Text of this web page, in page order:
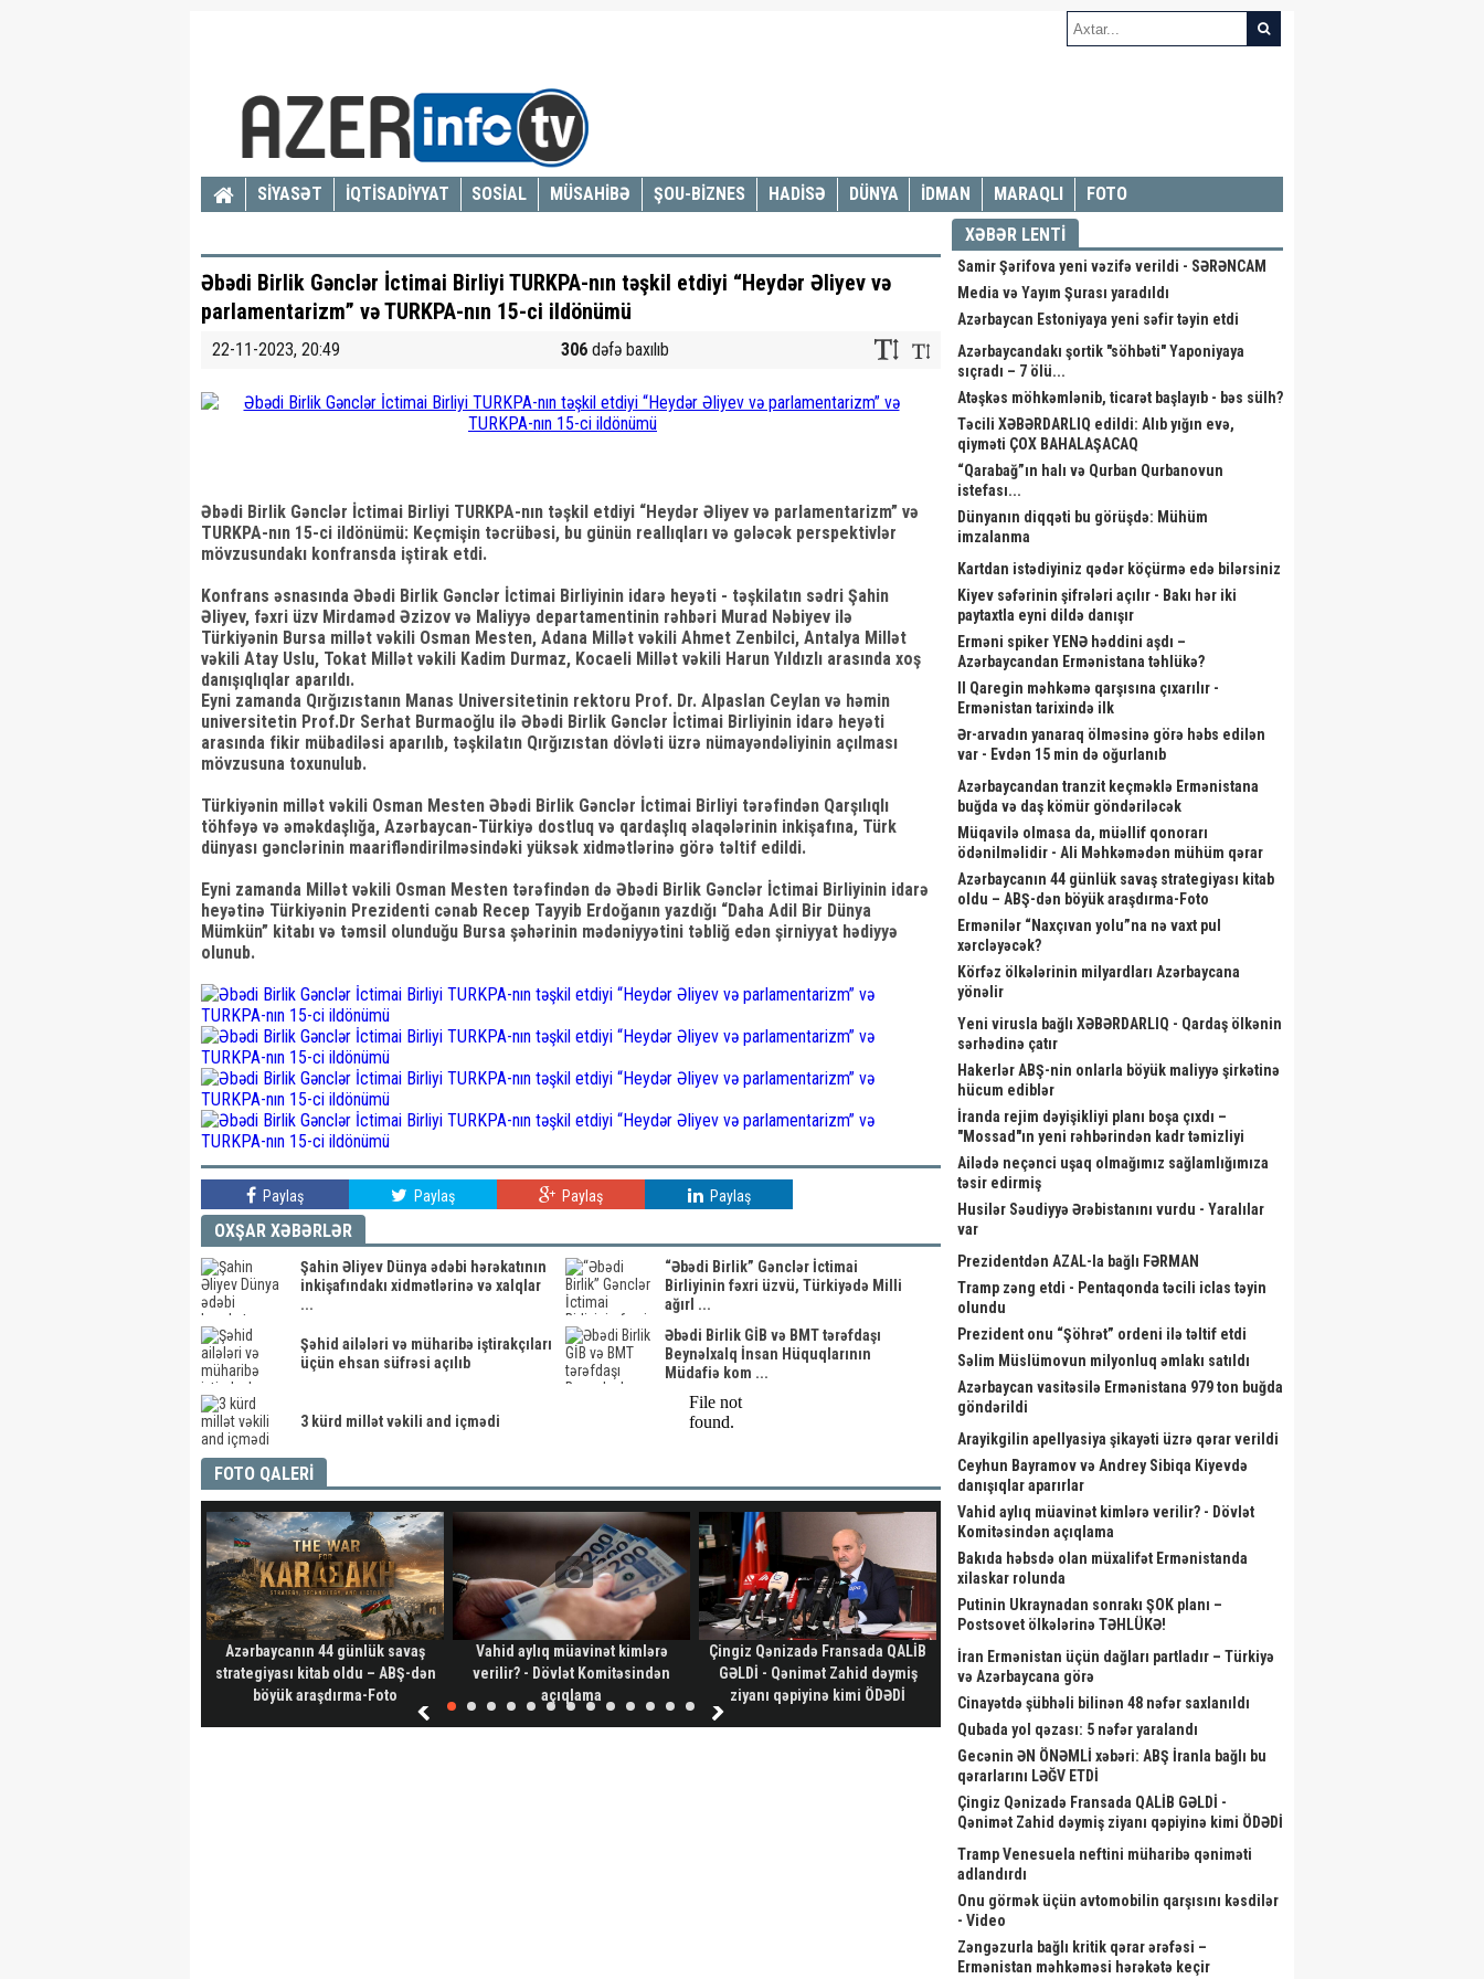
SİYASƏT İQTİSADİYYAT SOSİAL MÜSAHİBƏ ŞOU-BİZNES HADİSƏ DÜNYA İDMAN MARAQLI FOTO
Əbədi Birlik Gənclər İctimai Birliyi TURKPA-nın təşkil etdiyi “Heydər Əliyev və
parlamentarizm” və TURKPA-nın 15-ci ildönümü
22-11-2023, 20:49 306 dəfə baxılıb
Əbədi Birlik Gənclər İctimai Birliyi TURKPA-nın təşkil etdiyi “Heydər Əliyev və parlamentarizm” və
TURKPA-nın 15-ci ildönümü: Keçmişin təcrübəsi, bu günün reallıqları və gələcək perspektivlər
mövzusundakı konfransda iştirak etdi.
Konfrans əsnasında Əbədi Birlik Gənclər İctimai Birliyinin idarə heyəti - təşkilatın sədri Şahin
Əliyev, fəxri üzv Mirdaməd Əzizov və Maliyyə departamentinin rəhbəri Murad Nəbiyev ilə
Türkiyənin Bursa millət vəkili Osman Mesten, Adana Millət vəkili Ahmet Zenbilci, Antalya Millət
vəkili Atay Uslu, Tokat Millət vəkili Kadim Durmaz, Kocaeli Millət vəkili Harun Yıldızlı arasında xoş
danışıqlıqlar aparıldı.
Eyni zamanda Qırğızıstanın Manas Universitetinin rektoru Prof. Dr. Alpaslan Ceylan və həmin
universitetin Prof.Dr Serhat Burmaoğlu ilə Əbədi Birlik Gənclər İctimai Birliyinin idarə heyəti
arasında fikir mübadiləsi aparılıb, təşkilatın Qırğızıstan dövləti üzrə nümayəndəliyinin açılması
mövzusuna toxunulub.
Türkiyənin millət vəkili Osman Mesten Əbədi Birlik Gənclər İctimai Birliyi tərəfindən Qarşılıqlı
töhfəyə və əməkdaşlığa, Azərbaycan-Türkiyə dostluq və qardaşlıq əlaqələrinin inkişafına, Türk
dünyası gənclərinin maarifləndirilməsindəki yüksək xidmətlərinə görə təltif edildi.
Eyni zamanda Millət vəkili Osman Mesten tərəfindən də Əbədi Birlik Gənclər İctimai Birliyinin idarə
heyətinə Türkiyənin Prezidenti cənab Recep Tayyib Erdoğanın yazdığı “Daha Adil Bir Dünya
Mümkün” kitabı və təmsil olunduğu Bursa şəhərinin mədəniyyətini təbliğ edən şirniyyat hədiyyə
olunub.
Paylaş Paylaş Paylaş Paylaş
OXŞAR XƏBƏRLƏR
Şahin Əliyev Dünya ədəbi hərəkatının
inkişafındakı xidmətlərinə və xalqlar
...
“Əbədi Birlik” Gənclər İctimai
Birliyinin fəxri üzvü, Türkiyədə Milli
ağırl ...
Şəhid ailələri və müharibə iştirakçıları
üçün ehsan süfrəsi açılıb
Əbədi Birlik GİB və BMT tərəfdaşı
Beynəlxalq İnsan Hüquqlarının
Müdafiə kom ...
3 kürd millət vəkili and içmədi
FOTO QALERİ
Azərbaycanın 44 günlük savaş
strategiyası kitab oldu – ABŞ-dən
böyük araşdırma-Foto
Vahid aylıq müavinət kimlərə
verilir? - Dövlət Komitəsindən
açıqlama
Çingiz Qənizadə Fransada QALİB
GƏLDİ - Qənimət Zahid dəymiş
ziyanı qəpiyinə kimi ÖDƏDİ
Gələn il İrəvana gedəcəyik? –
İLGİNC anons
Zakir Həsənov yeni hərbi
XƏBƏR LENTİ
Samir Şərifova yeni vəzifə verildi - SƏRƏNCAM
Media və Yayım Şurası yaradıldı
Azərbaycan Estoniyaya yeni səfir təyin etdi
Azərbaycandakı şortik "söhbəti" Yaponiyaya
sıçradı – 7 ölü...
Atəşkəs möhkəmlənib, ticarət başlayıb - bəs sülh?
Təcili XƏBƏRDARLIQ edildi: Alıb yığın evə,
qiyməti ÇOX BAHALAŞACAQ
“Qarabağ”ın halı və Qurban Qurbanovun
istefası...
Dünyanın diqqəti bu görüşdə: Mühüm
imzalanma
Kartdan istədiyiniz qədər köçürmə edə bilərsiniz
Kiyev səfərinin şifrələri açılır - Bakı hər iki
paytaxtla eyni dildə danışır
Erməni spiker YENƏ həddini aşdı –
Azərbaycandan Ermənistana təhlükə?
II Qaregin məhkəmə qarşısına çıxarılır -
Ermənistan tarixində ilk
Ər-arvadın yanaraq ölməsinə görə həbs edilən
var - Evdən 15 min də oğurlanıb
Azərbaycandan tranzit keçməklə Ermənistana
buğda və daş kömür göndəriləcək
Müqavilə olmasa da, müəllif qonorarı
ödənilməlidir - Ali Məhkəmədən mühüm qərar
Azərbaycanın 44 günlük savaş strategiyası kitab
oldu – ABŞ-dən böyük araşdırma-Foto
Ermənilər “Naxçıvan yolu”na nə vaxt pul
xərcləyəcək?
Körfəz ölkələrinin milyardları Azərbaycana
yönəlir
Yeni virusla bağlı XƏBƏRDARLIQ - Qardaş ölkənin
sərhədinə çatır
Hakerlər ABŞ-nin onlarla böyük maliyyə şirkətinə
hücum ediblər
İranda rejim dəyişikliyi planı boşa çıxdı –
"Mossad"ın yeni rəhbərindən kadr təmizliyi
Ailədə neçənci uşaq olmağımız sağlamlığımıza
təsir edirmiş
Husilər Səudiyyə Ərəbistanını vurdu - Yaralılar
var
Prezidentdən AZAL-la bağlı FƏRMAN
Tramp zəng etdi - Pentaqonda təcili iclas təyin
olundu
Prezident onu “Şöhrət” ordeni ilə təltif etdi
Səlim Müslümovun milyonluq əmlakı satıldı
Azərbaycan vasitəsilə Ermənistana 979 ton buğda
göndərildi
Arayikgilin apellyasiya şikayəti üzrə qərar verildi
Ceyhun Bayramov və Andrey Sibiqa Kiyevdə
danışıqlar aparırlar
Vahid aylıq müavinət kimlərə verilir? - Dövlət
Komitəsindən açıqlama
Bakıda həbsdə olan müxalifət Ermənistanda
xilaskar rolunda
Putinin Ukraynadan sonrakı ŞOK planı –
Postsovet ölkələrinə TƏHLÜKƏ!
İran Ermənistan üçün dağları partladır – Türkiyə
və Azərbaycana görə
Cinayətdə şübhəli bilinən 48 nəfər saxlanıldı
Qubada yol qəzası: 5 nəfər yaralandı
Gecənin ƏN ÖNƏMLİ xəbəri: ABŞ İranla bağlı bu
qərarlarını LƏĞV ETDİ
Çingiz Qənizadə Fransada QALİB GƏLDİ -
Qənimət Zahid dəymiş ziyanı qəpiyinə kimi ÖDƏDİ
Tramp Venesuela neftini müharibə qəniməti
adlandırdı
Onu görmək üçün avtomobilin qarşısını kəsdilər
- Video
Zəngəzurla bağlı kritik qərar ərəfəsi –
Ermənistan məhkəməsi hərəkətə keçir